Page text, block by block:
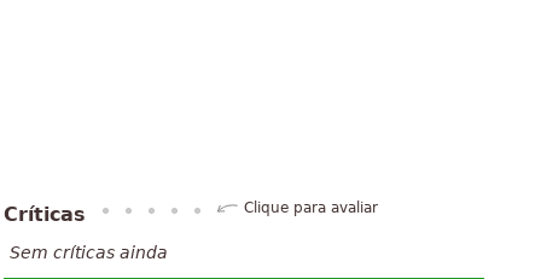
Críticas Clique para avaliar
Sem críticas ainda